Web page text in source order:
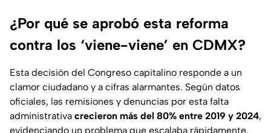
¿Por qué se aprobó esta reforma
contra los ‘viene-viene’ en CDMX?
Esta decisión del Congreso capitalino responde a un
clamor ciudadano y a cifras alarmantes. Según datos
oficiales, las remisiones y denuncias por esta falta
administrativa crecieron más del 80% entre 2019 y 2024,
evidenciando un problema que escalaba rápidamente.